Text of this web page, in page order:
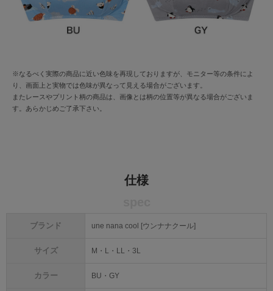
※なるべく実際の商品に近い色味を再現しておりますが、モニター等の条件によ
り、画面上と実物では色味が異なって見える場合がございます。
またレースやプリント柄の商品は、画像とは柄の位置等が異なる場合がございま
す。あらかじめご了承下さい。
仕様
ブランド une nana cool [ウンナナクール]
サイズ M・L・LL・3L
カラー BU・GY